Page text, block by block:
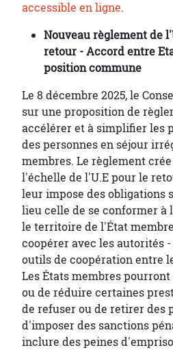
accessible en ligne.
Nouveau règlement de
retour - Accord entre
position commune
Le 8 décembre 2025, le
sur une proposition de
accélérer et à simplifier les
des personnes en séjour
membres. Le règlement
l'échelle de l'U.E pour le
leur impose des obligations
lieu celle de se conformer
le territoire de l'État
coopérer avec les autorités
outils de coopération entre
Les États membres
ou de réduire certaines
de refuser ou de retirer des
d'imposer des sanctions
inclure des peines